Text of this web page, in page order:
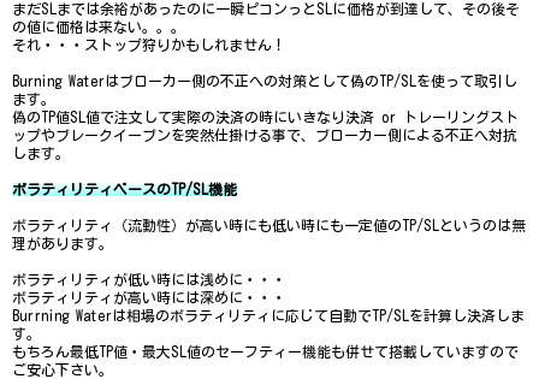
まだSLまでは余裕があったのに一瞬ピコンっとSLに価格が到達して、その後そ
の値に価格は来ない。。。
それ・・・ストップ狩りかもしれません！
Burning Waterはブローカー側の不正への対策として偽のTP/SLを使って取引し
ます。
偽のTP値SL値で注文して実際の決済の時にいきなり決済 or トレーリングスト
ップやブレークイーブンを突然仕掛ける事で、ブローカー側による不正へ対抗
します。
ボラティリティベースのTP/SL機能
ボラティリティ（流動性）が高い時にも低い時にも一定値のTP/SLというのは無
理があります。
ボラティリティが低い時には浅めに・・・
ボラティリティが高い時には深めに・・・
Burrning Waterは相場のボラティリティに応じて自動でTP/SLを計算し決済しま
す。
もちろん最低TP値・最大SL値のセーフティー機能も併せて搭載していますので
ご安心下さい。